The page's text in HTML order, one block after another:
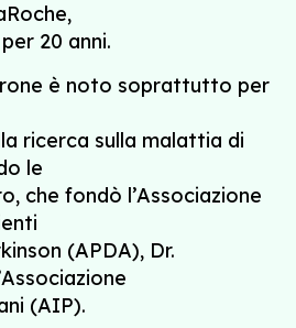
20 anni.
è noto soprattutto per
ricerca sulla malattia di
le
che fondò l’Associazione
(APDA), Dr.
(AIP).